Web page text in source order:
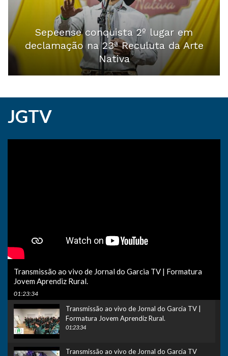
Sepeense conquista 2º lugar em
declamação na 23ª Reculuta da Arte
Nativa
JGTV
Transmissão ao vivo de Jornal do Garcia TV | Formatura
Jovem Aprendiz Rural.
01:23:34
Transmissão ao vivo de Jornal do Garcia TV |
Formatura Jovem Aprendiz Rural.
01:23:34
Transmissão ao vivo de Jornal do Garcia TV